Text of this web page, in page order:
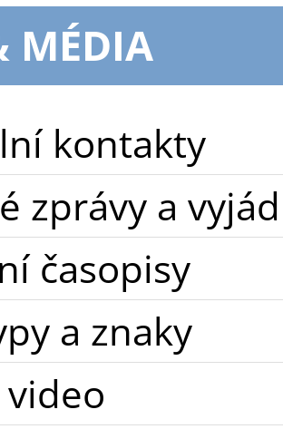
MÉDIA
kontakty
zprávy a
časopisy
a znaky